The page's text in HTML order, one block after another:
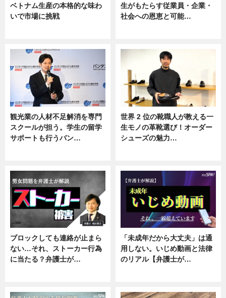
ベトナム生産の本格的な味わ
いで市場に挑戦
生がもたらす従業員・企業・
社会への恩恵と可能…
観光業の人材不足解消を専門
スクールが担う。学生の留学
サポートも行うバン…
世界 2 位の靴職人が教える一
生モノの革靴選び！オーダー
シューズの魅力…
ブロックしても連絡が止まら
ない…それ、ストーカー行為
に当たる？弁護士が…
「未成年だから大丈夫」は通
用しない。いじめ動画と法律
のリアル【弁護士が…